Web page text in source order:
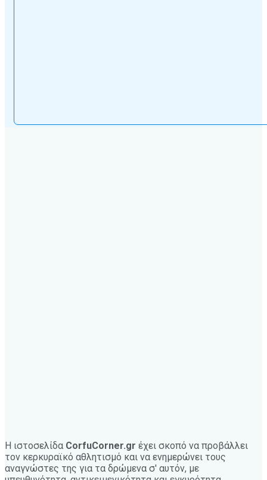
Η ιστοσελίδα CorfuCorner.gr έχει σκοπό να προβάλλει
τον κερκυραϊκό αθλητισμό και να ενημερώνει τους
αναγνώστες της για τα δρώμενα σ' αυτόν, με